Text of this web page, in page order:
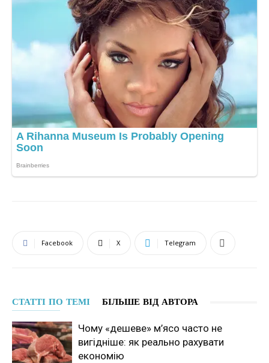
Facebook X Telegram
СТАТТІ ПО ТЕМІ БІЛЬШЕ ВІД АВТОРА
Чому «дешеве» м’ясо часто не
вигідніше: як реально рахувати
економію